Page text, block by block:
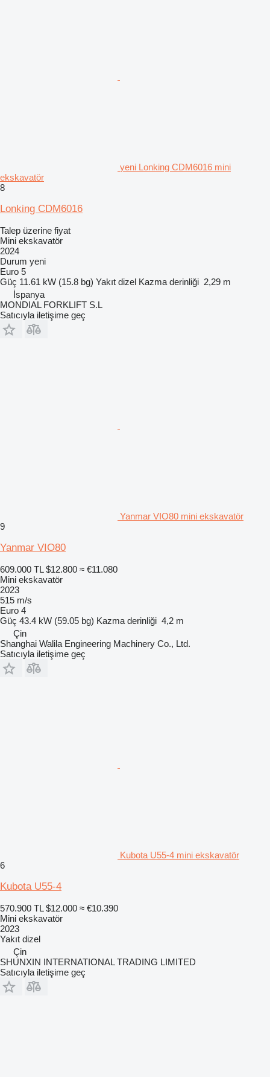
yeni Lonking CDM6016 mini
ekskavatör
8
Lonking CDM6016
Talep üzerine fiyat
Mini ekskavatör
2024
Durum yeni
Euro 5
Güç 11.61 kW (15.8 bg) Yakıt dizel Kazma derinliği 2,29 m
İspanya
MONDIAL FORKLIFT S.L
Satıcıyla iletişime geç
Yanmar VIO80 mini ekskavatör
9
Yanmar VIO80
609.000 TL $12.800 ≈ €11.080
Mini ekskavatör
2023
515 m/s
Euro 4
Güç 43.4 kW (59.05 bg) Kazma derinliği 4,2 m
Çin
Shanghai Walila Engineering Machinery Co., Ltd.
Satıcıyla iletişime geç
Kubota U55-4 mini ekskavatör
6
Kubota U55-4
570.900 TL $12.000 ≈ €10.390
Mini ekskavatör
2023
Yakıt dizel
Çin
SHUNXIN INTERNATIONAL TRADING LIMITED
Satıcıyla iletişime geç